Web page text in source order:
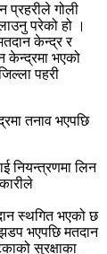
प्रहरीले गोली
परेको हो ।
केन्द्र र
केन्द्रमा भएको
पहरी
तनाव भएपछि
नियन्त्रणमा लिन
स्थगित भएको छ
भएपछि मतदान
सुरक्षाका